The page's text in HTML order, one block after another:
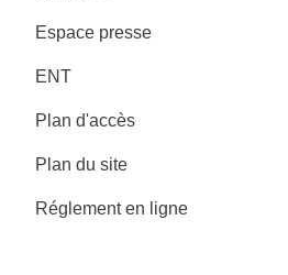
Espace presse
ENT
Plan d'accès
Plan du site
Réglement en ligne